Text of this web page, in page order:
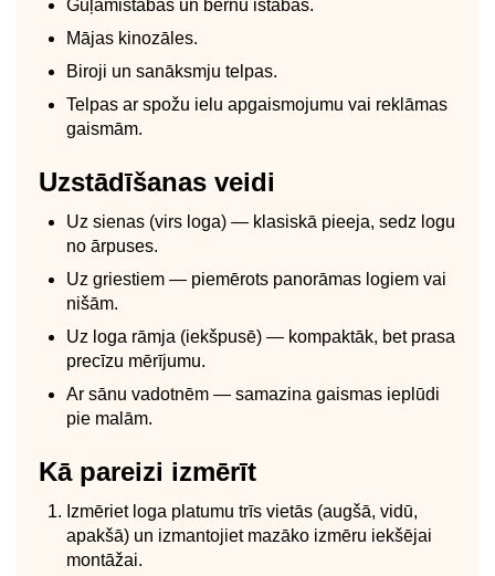
Guļamistabas un bērnu istabas.
Mājas kinozāles.
Biroji un sanāksmju telpas.
Telpas ar spožu ielu apgaismojumu vai reklāmas
gaismām.
Uzstādīšanas veidi
Uz sienas (virs loga) — klasiskā pieeja, sedz logu
no ārpuses.
Uz griestiem — piemērots panorāmas logiem vai
nišām.
Uz loga rāmja (iekšpusē) — kompaktāk, bet prasa
precīzu mērījumu.
Ar sānu vadotnēm — samazina gaismas ieplūdi
pie malām.
Kā pareizi izmērīt
Izmēriet loga platumu trīs vietās (augšā, vidū,
apakšā) un izmantojiet mazāko izmēru iekšējai
montāžai.